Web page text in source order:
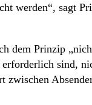
werden“, sagt
dem Prinzip
sind,